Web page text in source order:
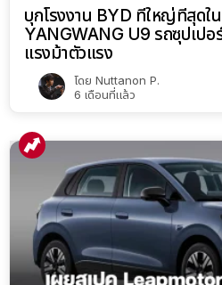
บุกโรงงาน BYD ที่ใหญ่ที่สุดใ
YANGWANG U9 รถซุปเปอ
แรงม้าตัวแรง
โดย Nuttanon P.
6 เดือนที่แล้ว